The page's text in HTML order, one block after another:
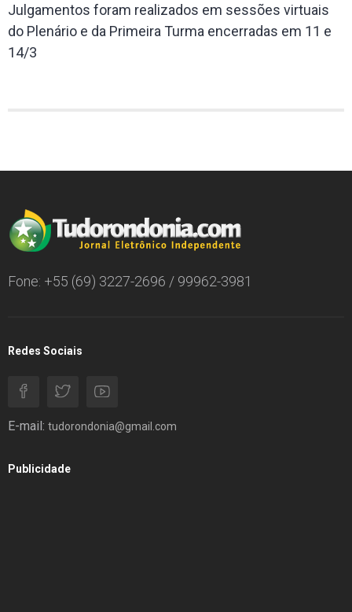
Julgamentos foram realizados em sessões virtuais
do Plenário e da Primeira Turma encerradas em 11 e
14/3
Fone: +55 (69) 3227-2696 / 99962-3981
Redes Sociais
E-mail: tudorondonia@gmail.com
Publicidade